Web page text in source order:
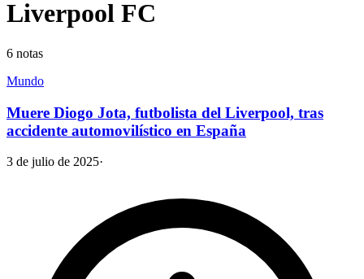
Liverpool FC
6 notas
Mundo
Muere Diogo Jota, futbolista del Liverpool, tras
accidente automovilístico en España
3 de julio de 2025·